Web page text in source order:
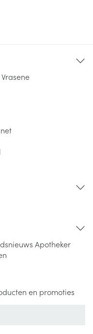
Apotheker
en promoties